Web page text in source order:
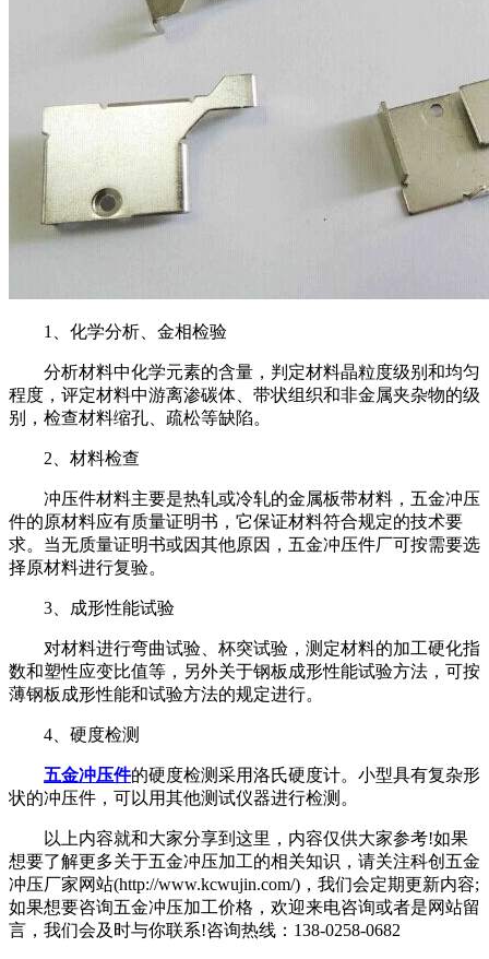
1、化学分析、金相检验
分析材料中化学元素的含量，判定材料晶粒度级别和均匀
程度，评定材料中游离渗碳体、带状组织和非金属夹杂物的级
别，检查材料缩孔、疏松等缺陷。
2、材料检查
冲压件材料主要是热轧或冷轧的金属板带材料，五金冲压
件的原材料应有质量证明书，它保证材料符合规定的技术要
求。当无质量证明书或因其他原因，五金冲压件厂可按需要选
择原材料进行复验。
3、成形性能试验
对材料进行弯曲试验、杯突试验，测定材料的加工硬化指
数和塑性应变比值等，另外关于钢板成形性能试验方法，可按
薄钢板成形性能和试验方法的规定进行。
4、硬度检测
五金冲压件的硬度检测采用洛氏硬度计。小型具有复杂形
状的冲压件，可以用其他测试仪器进行检测。
以上内容就和大家分享到这里，内容仅供大家参考!如果
想要了解更多关于五金冲压加工的相关知识，请关注科创五金
冲压厂家网站(http://www.kcwujin.com/)，我们会定期更新内容;
如果想要咨询五金冲压加工价格，欢迎来电咨询或者是网站留
言，我们会及时与你联系!咨询热线：138-0258-0682